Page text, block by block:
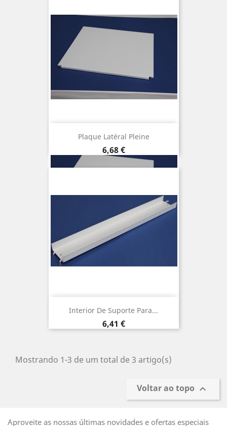
Plaque Latéral Pleine
Preço
6,68 €
Interior De Suporte Para...
Preço
6,41 €
Mostrando 1-3 de um total de 3 artigo(s)
Voltar ao topo 
Aproveite as nossas últimas novidades e ofertas especiais